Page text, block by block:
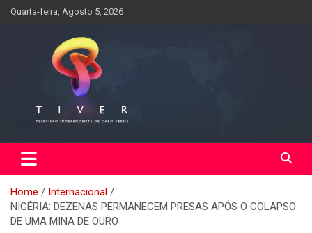
SkipQuarta-feira, Agosto 5, 2026
Home
Internacional
NIGÉRIA: DEZENAS PERMANECEM PRESAS APÓS O COLAPSO
DE UMA MINA DE OURO